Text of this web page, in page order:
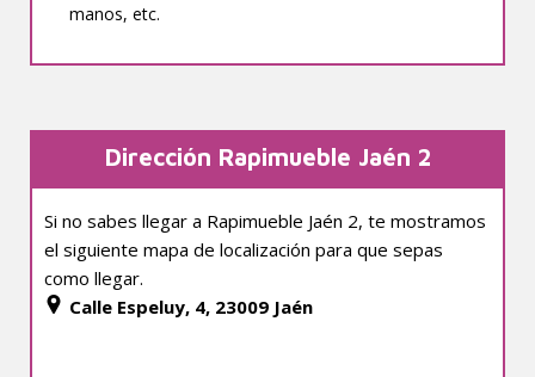
manos, etc.
Dirección Rapimueble Jaén 2
Si no sabes llegar a Rapimueble Jaén 2, te mostramos
el siguiente mapa de localización para que sepas
como llegar.
Calle Espeluy, 4, 23009 Jaén